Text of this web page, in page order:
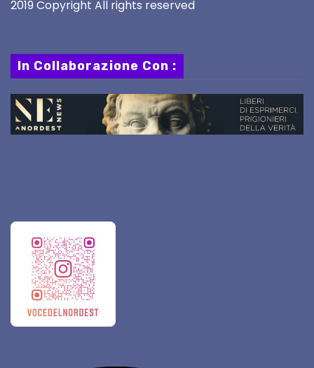
2019 Copyright All rights reserved
In Collaborazione Con :